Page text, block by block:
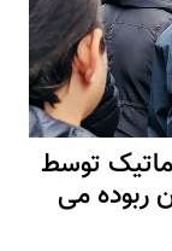
توسط
ربوده می